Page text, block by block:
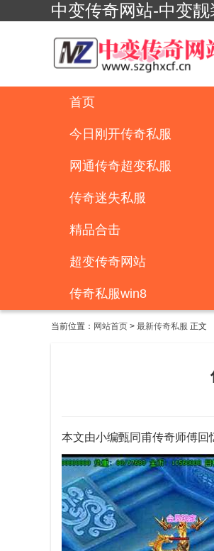
中变传奇网站-中变
首页
今日刚开传奇私服
网通传奇超变私服
传奇迷失私服
精品合击
超变传奇网站
传奇私服win8
当前位置： 网站首页 > 最新传奇私服 正文
本文由小编甄同甫传奇师傅回